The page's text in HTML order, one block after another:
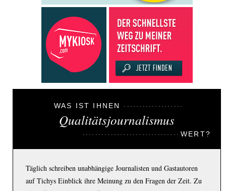
WAS IST IHNEN
Qualitätsjournalismus
WERT?
Täglich schreiben unabhängige Journalisten und Gastautoren
auf Tichys Einblick ihre Meinung zu den Fragen der Zeit. Zu